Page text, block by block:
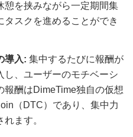
憩を挟みながら一定期間集
タスクを進めることができ
導入: 集中するたびに報酬が
し、ユーザーのモチベーシ
報酬はDimeTime独自の仮想
（DTC）であり、集中力
ます。